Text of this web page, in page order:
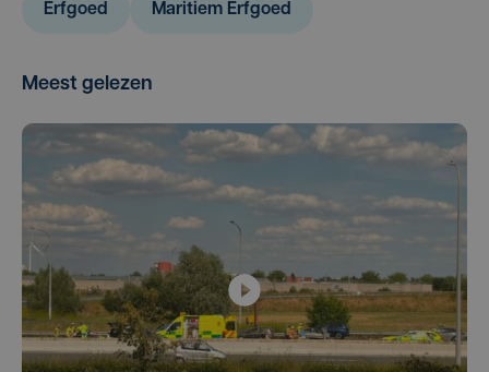
Erfgoed Maritiem Erfgoed
Meest gelezen